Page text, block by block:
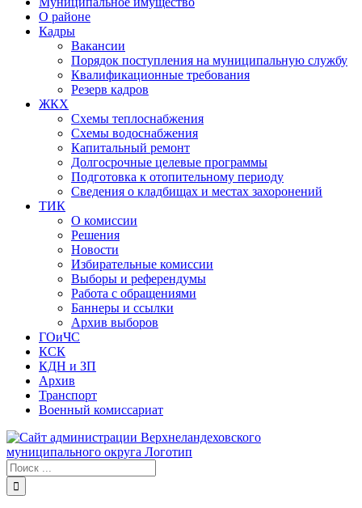
О районе
Кадры
Вакансии
Порядок поступления на муниципальную службу
Квалификационные требования
Резерв кадров
ЖКХ
Схемы теплоснабжения
Схемы водоснабжения
Капитальный ремонт
Долгосрочные целевые программы
Подготовка к отопительному периоду
Сведения о кладбищах и местах захоронений
ТИК
О комиссии
Решения
Новости
Избирательные комиссии
Выборы и референдумы
Работа с обращениями
Баннеры и ссылки
Архив выборов
ГОиЧС
КСК
КДН и ЗП
Архив
Транспорт
Военный комиссариат
Результат
поиска: